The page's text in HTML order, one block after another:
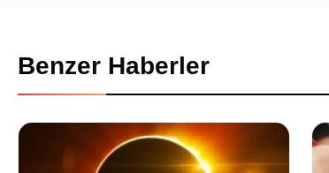
Benzer Haberler